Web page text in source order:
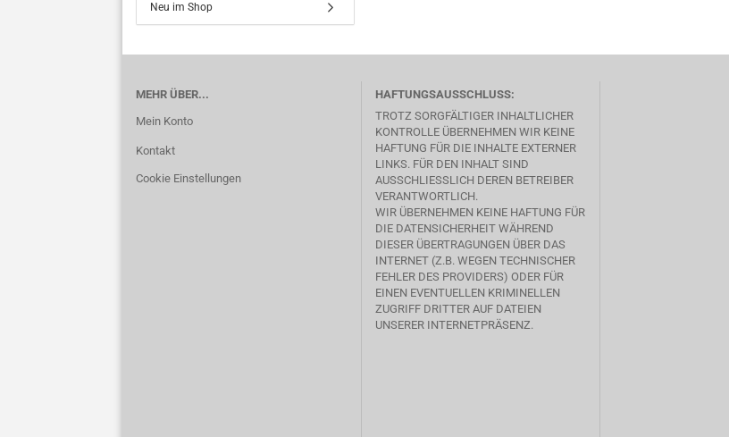
Neu im Shop
MEHR ÜBER...
Mein Konto
Kontakt
Cookie Einstellungen
HAFTUNGSAUSSCHLUSS:
TROTZ SORGFÄLTIGER INHALTLICHER
KONTROLLE ÜBERNEHMEN WIR KEINE
HAFTUNG FÜR DIE INHALTE EXTERNER
LINKS. FÜR DEN INHALT SIND
AUSSCHLIESSLICH DEREN BETREIBER V
ERANTWORTLICH.
WIR ÜBERNEHMEN KEINE HAFTUNG FÜR
DIE DATENSICHERHEIT WÄHREND
DIESER ÜBERTRAGUNGEN ÜBER DAS
INTERNET (Z.B. WEGEN TECHNISCHER
FEHLER DES PROVIDERS) ODER FÜR
EINEN EVENTUELLEN KRIMINELLEN
ZUGRIFF DRITTER AUF DATEIEN
UNSERER INTERNETPRÄSENZ.